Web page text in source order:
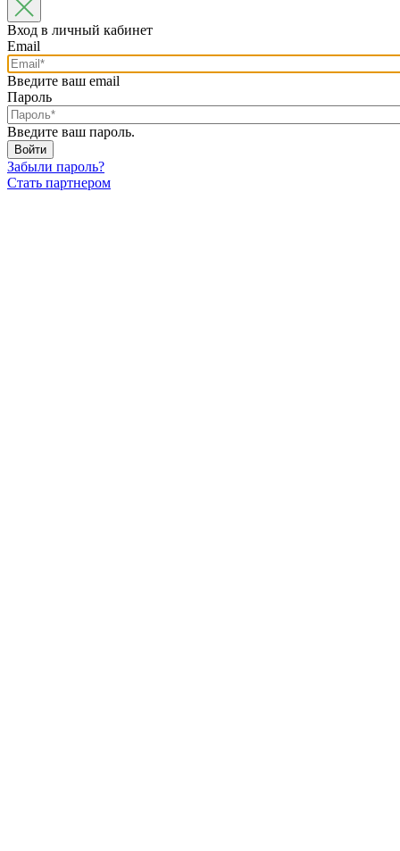
Вход в личный кабинет
Email
Введите ваш email
Пароль
Введите ваш пароль.
Забыли пароль?
Стать партнером